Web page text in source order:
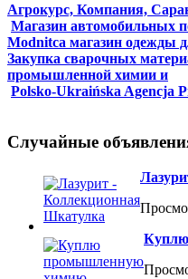
Агрокурс, Компания,
Магазин автомобильных
Modnitca магазин одежды
Закупка сварочных
промышленной химии и
Polsko-Ukraińska Agencja
Случайные